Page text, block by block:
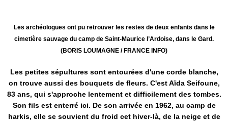
Les archéologues ont pu retrouver les restes de deux enfants dans le
cimetière sauvage du camp de Saint-Maurice l’Ardoise, dans le Gard.
(BORIS LOUMAGNE / FRANCE INFO)
Les petites sépultures sont entourées d'une corde blanche,
on trouve aussi des bouquets de fleurs. C'est Aïda Seifoune,
83 ans, qui s'approche lentement et difficilement des tombes.
Son fils est enterré ici. De son arrivée en 1962, au camp de
harkis, elle se souvient du froid cet hiver-là, de la neige et de